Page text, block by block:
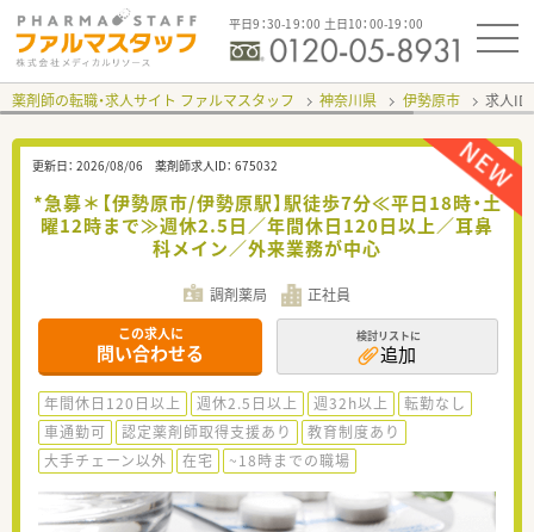
平日9：30-19：00 土日10：00-19：00
薬剤師の転職・求人サイト ファルマスタッフ 神奈川県 伊勢原市 求人ID
更新日： 2026/08/06 薬剤師求人ID： 675032
*急募＊【伊勢原市/伊勢原駅】駅徒歩7分≪平日18時・土
曜12時まで≫週休2.5日／年間休日120日以上／耳鼻
科メイン／外来業務が中心
調剤薬局 正社員
この求人に
問い合わせる
検討リストに
追加
年間休日120日以上 週休2.5日以上 週32h以上
転勤なし
車通勤可
認定薬剤師取得支援あり
教育制度あり
大手チェーン以外
在宅 ~18時までの職場